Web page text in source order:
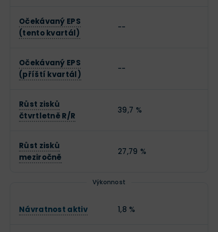
Očekávaný EPS
(tento kvartál)
--
Očekávaný EPS
(příští kvartál)
--
Růst zisků
čtvrtletně R/R
39,7 %
Růst zisků
meziročně
27,79 %
Výkonnost
Návratnost aktiv 1,8 %